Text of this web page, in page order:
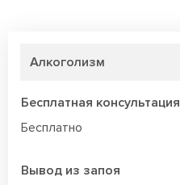
Алкоголизм
Бесплатная консультация
Бесплатно
Вывод из запоя